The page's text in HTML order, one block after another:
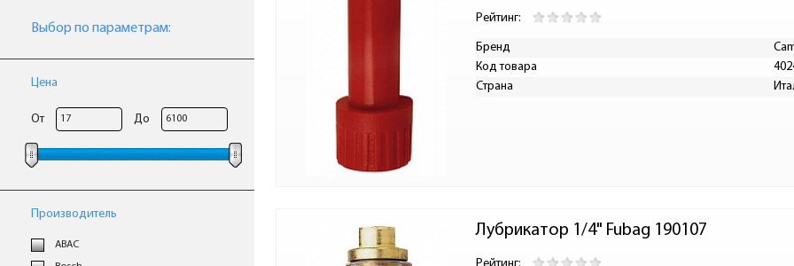
Выбор по параметрам:
Цена
От До
Производитель
ABAC
Рейтинг:
Бренд
Код товара
Страна
Лубрикатор 1/4" Fubag 190107